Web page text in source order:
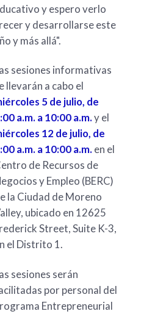
y espero verlo
y desarrollarse este
y más allá".
sesiones informativas
llevarán a cabo el
5 de julio, de
a.m. a 10:00 a.m.y el
12 de julio, de
a.m. a 10:00 a.m. en el
de Recursos de
y Empleo (BERC)
la Ciudad de Moreno
ubicado en 12625
Street, Suite K-3,
el Distrito 1.
sesiones serán
por personal del
Entrepreneurial